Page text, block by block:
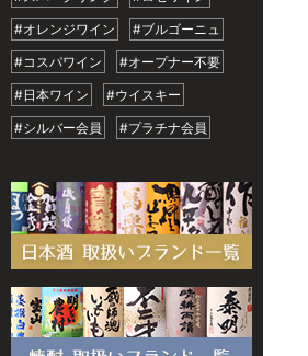
#オレンジワイン
#ブルゴーニュ
#コスパワイン
#オープナー不要
#日本ワイン
#ウイスキー
#シルバー会員
#プラチナ会員